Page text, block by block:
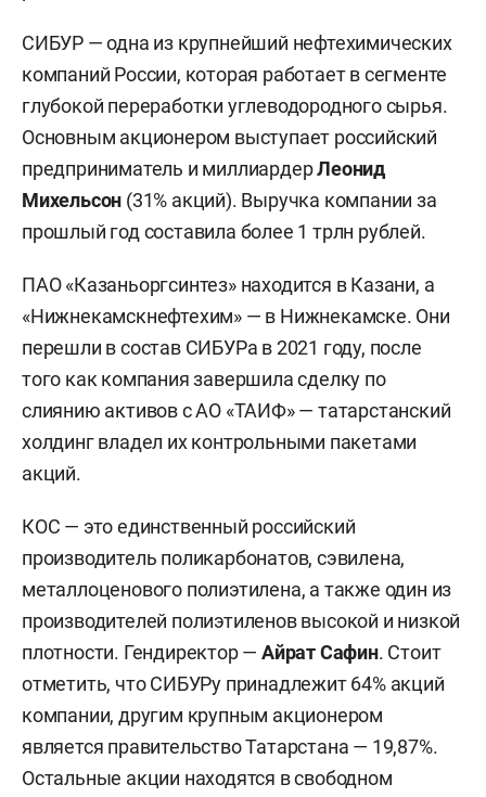
СИБУР — одна из крупнейший нефтехимических
компаний России, которая работает в сегменте
глубокой переработки углеводородного сырья.
Основным акционером выступает российский
предприниматель и миллиардерЛеонид
Михельсон (31% акций). Выручка компании за
прошлый год составила более 1 трлн рублей.
ПАО «Казаньоргсинтез» находится в Казани, а
«Нижнекамскнефтехим» — в Нижнекамске. Они
перешли в состав СИБУРа в 2021 году, после
того как компания завершила сделку по
слиянию активов с АО «ТАИФ» — татарстанский
холдинг владел их контрольными пакетами
акций.
КОС — это единственный российский
производитель поликарбонатов, сэвилена,
металлоценового полиэтилена, а также один из
производителей полиэтиленов высокой и низкой
плотности. Гендиректор —Айрат Сафин. Стоит
отметить, что СИБУРу принадлежит 64% акций
компании, другим крупным акционером
является правительство Татарстана — 19,87%.
Остальные акции находятся в свободном